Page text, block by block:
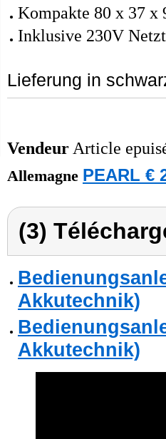
Kompakte 80 x 37 x
Inklusive 230V
Lieferung in
Vendeur Article
Allemagne PEARL €
(3)
Akkutechnik)
Akkutechnik)